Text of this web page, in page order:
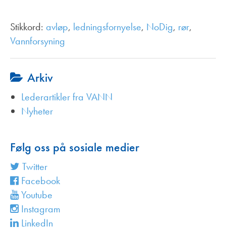
Stikkord: avløp, ledningsfornyelse, NoDig, rør,
Vannforsyning
Arkiv
Lederartikler fra VANN
Nyheter
Følg oss på sosiale medier
Twitter
Facebook
Youtube
Instagram
LinkedIn